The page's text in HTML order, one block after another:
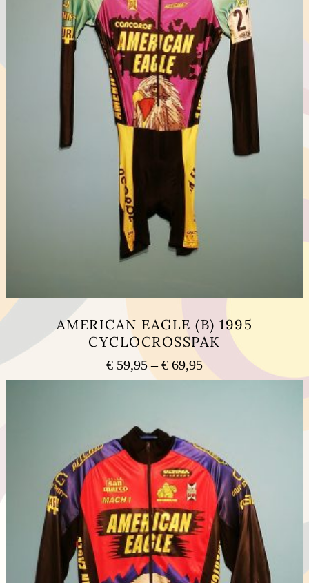
AMERICAN EAGLE (B) 1995
CYCLOCROSSPAK
€ 59,95 –€ 69,95Preisspanne:
€ 59,95
Varianten
auf.
Die
Optionen
können
auf
der
Produktseite
gewählt
werden